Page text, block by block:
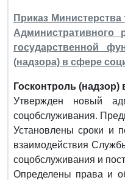
Приказ
Административного
государственной
(надзора) в сфере
Госконтроль
Утвержден новый
соцобслуживания.
Установлены сроки и
взаимодействия
соцобслуживания и
Определены права и